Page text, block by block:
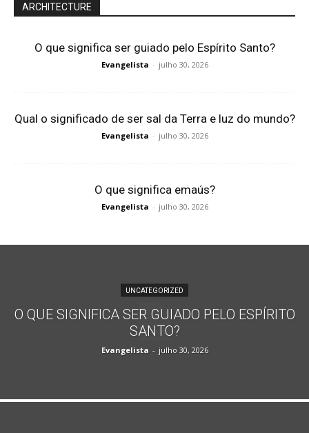
ARCHITECTURE
O que significa ser guiado pelo Espírito Santo?
Evangelista - julho 30, 2026
Qual o significado de ser sal da Terra e luz do mundo?
Evangelista - julho 30, 2026
O que significa emaús?
Evangelista - julho 30, 2026
UNCATEGORIZED
O QUE SIGNIFICA SER GUIADO PELO ESPÍRITO
SANTO?
Evangelista - julho 30, 2026